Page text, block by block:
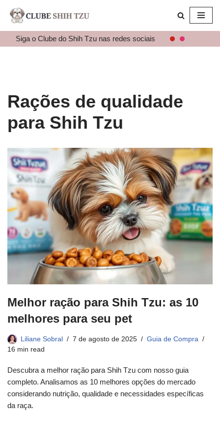
paraSiga o Clube do Shih Tzu nas redes sociais
Rações de qualidade
para Shih Tzu
Melhor ração para Shih Tzu: as 10
melhores para seu pet
Liliane Sobral 7 de agosto de 2025
Guia de Compra
16 min read
Descubra a melhor ração para Shih Tzu com nosso guia
completo. Analisamos as 10 melhores opções do mercado
considerando nutrição, qualidade e necessidades específicas
da raça.